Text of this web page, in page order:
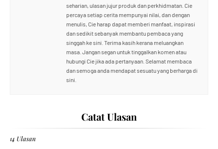
seharian, ulasan jujur produk dan perkhidmatan. Cie
percaya setiap cerita mempunyai nilai, dan dengan
menulis, Cie harap dapat memberi manfaat, inspirasi
dan sedikit sebanyak membantu pembaca yang
singgah ke sini. Terima kasih kerana meluangkan
masa. Jangan segan untuk tinggalkan komen atau
hubungi Cie jika ada pertanyaan. Selamat membaca
dan semoga anda mendapat sesuatu yang berharga di
sini.
Catat Ulasan
14 Ulasan